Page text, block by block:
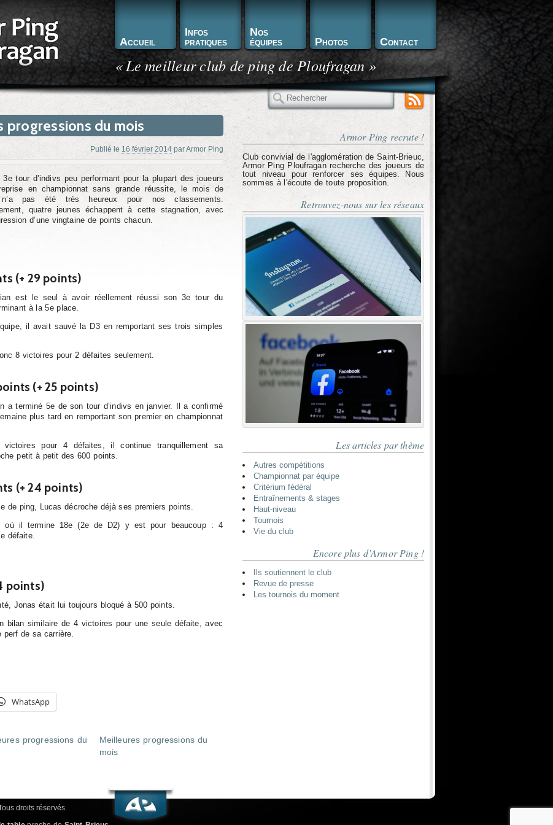
« Le meilleur club de ping de Ploufragan »
Accueil
Infos
pratiques
Nos
équipes
Photos Contact
Rechercher
progressions du mois
Publié le 16 février 2014 parArmor Ping
tour d’indivs peu performant pour la plupart des joueurs
en championnat sans grande réussite, le mois de
pas été très heureux pour nos classements.
quatre jeunes échappent à cette stagnation, avec
d’une vingtaine de points chacun.
(+ 29 points)
est le seul à avoir réellement réussi son 3e tour du
à la 5e place.
il avait sauvé la D3 en remportant ses trois simples
8 victoires pour 2 défaites seulement.
(+ 25 points)
a terminé 5e de son tour d’indivs en janvier. Il a confirmé
plus tard en remportant son premier en championnat
pour 4 défaites, il continue tranquillement sa
petit à petit des 600 points.
(+ 24 points)
de ping, Lucas décroche déjà ses premiers points.
où il termine 18e (2e de D2) y est pour beaucoup : 4
défaite.
points)
Jonas était lui toujours bloqué à 500 points.
bilan similaire de 4 victoires pour une seule défaite, avec
perf de sa carrière.
WhatsApp
progressions du
Meilleures progressions du
mois
Armor Ping recrute !
Club convivial de l'agglomération de Saint-Brieuc,
Armor Ping Ploufragan recherche des joueurs de
tout niveau pour renforcer ses équipes. Nous
sommes à l'écoute de toute proposition.
Retrouvez-nous sur les réseaux
Les articles par thème
Autres compétitions
Championnat par équipe
Critérium fédéral
Entraînements & stages
Haut-niveau
Tournois
Vie du club
Encore plus d’Armor Ping !
Ils soutiennent le club
Revue de presse
Les tournois du moment
droits réservés.